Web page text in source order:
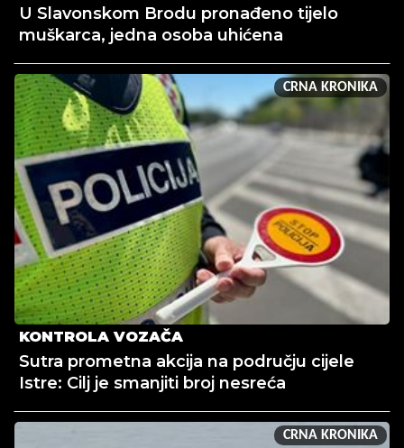
U Slavonskom Brodu pronađeno tijelo
muškarca, jedna osoba uhićena
CRNA KRONIKA
KONTROLA VOZAČA
Sutra prometna akcija na području cijele
Istre: Cilj je smanjiti broj nesreća
CRNA KRONIKA